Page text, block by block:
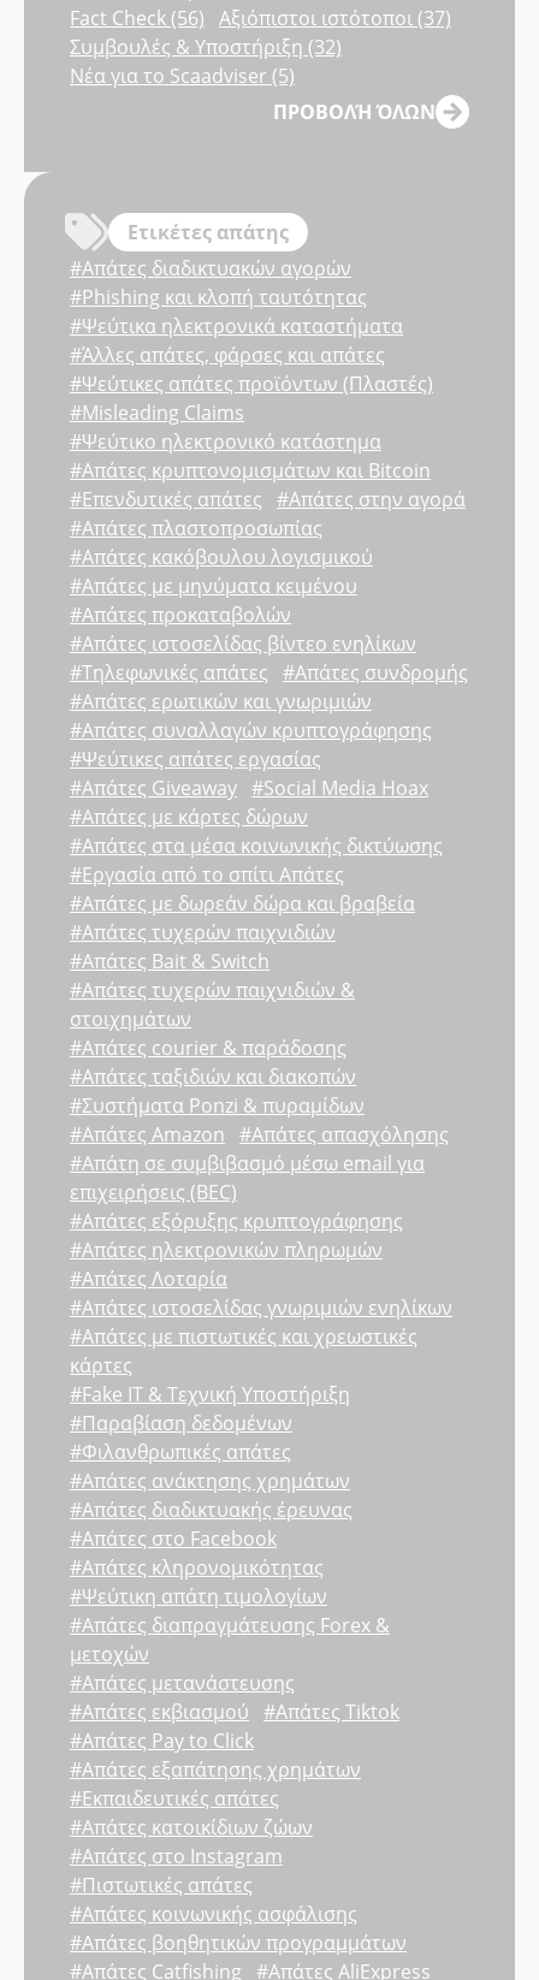
Fact Check (56) Αξιόπιστοι ιστότοποι (37)
Συμβουλές & Υποστήριξη (32)
Νέα για το Scaadviser (5)
ΠΡΟΒΟΛΉ ΌΛΩΝ
Ετικέτες απάτης
#Απάτες διαδικτυακών αγορών
#Phishing και κλοπή ταυτότητας
#Ψεύτικα ηλεκτρονικά καταστήματα
#Άλλες απάτες, φάρσες και απάτες
#Ψεύτικες απάτες προϊόντων (Πλαστές)
#Misleading Claims
#Ψεύτικο ηλεκτρονικό κατάστημα
#Απάτες κρυπτονομισμάτων και Bitcoin
#Επενδυτικές απάτες #Απάτες στην αγορά
#Απάτες πλαστοπροσωπίας
#Απάτες κακόβουλου λογισμικού
#Απάτες με μηνύματα κειμένου
#Απάτες προκαταβολών
#Απάτες ιστοσελίδας βίντεο ενηλίκων
#Τηλεφωνικές απάτες #Απάτες συνδρομής
#Απάτες ερωτικών και γνωριμιών
#Απάτες συναλλαγών κρυπτογράφησης
#Ψεύτικες απάτες εργασίας
#Απάτες Giveaway #Social Media Hoax
#Απάτες με κάρτες δώρων
#Απάτες στα μέσα κοινωνικής δικτύωσης
#Εργασία από το σπίτι Απάτες
#Απάτες με δωρεάν δώρα και βραβεία
#Απάτες τυχερών παιχνιδιών
#Απάτες Bait & Switch
#Απάτες τυχερών παιχνιδιών &
στοιχημάτων
#Απάτες courier & παράδοσης
#Απάτες ταξιδιών και διακοπών
#Συστήματα Ponzi & πυραμίδων
#Απάτες Amazon #Απάτες απασχόλησης
#Απάτη σε συμβιβασμό μέσω email για
επιχειρήσεις (BEC)
#Απάτες εξόρυξης κρυπτογράφησης
#Απάτες ηλεκτρονικών πληρωμών
#Απάτες Λοταρία
#Απάτες ιστοσελίδας γνωριμιών ενηλίκων
#Απάτες με πιστωτικές και χρεωστικές
κάρτες
#Fake IT & Τεχνική Υποστήριξη
#Παραβίαση δεδομένων
#Φιλανθρωπικές απάτες
#Απάτες ανάκτησης χρημάτων
#Απάτες διαδικτυακής έρευνας
#Απάτες στο Facebook
#Απάτες κληρονομικότητας
#Ψεύτικη απάτη τιμολογίων
#Απάτες διαπραγμάτευσης Forex &
μετοχών
#Απάτες μετανάστευσης
#Απάτες εκβιασμού #Απάτες Tiktok
#Απάτες Pay to Click
#Απάτες εξαπάτησης χρημάτων
#Εκπαιδευτικές απάτες
#Απάτες κατοικίδιων ζώων
#Απάτες στο Instagram
#Πιστωτικές απάτες
#Απάτες κοινωνικής ασφάλισης
#Απάτες βοηθητικών προγραμμάτων
#Απάτες Catfishing #Απάτες AliExpress